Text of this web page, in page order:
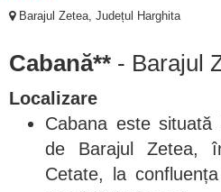
Barajul Zetea, Județul Harghita
Cabană** - Barajul
Localizare
Cabana este
de Barajul Zetea,
Cetate, la